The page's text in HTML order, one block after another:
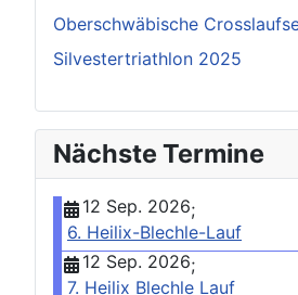
Oberschwäbische
Silvestertriathlon 2025
Nächste Termine
12 Sep. 2026;
6. Heilix-Blechle-Lauf
12 Sep. 2026;
7. Heilix Blechle Lauf